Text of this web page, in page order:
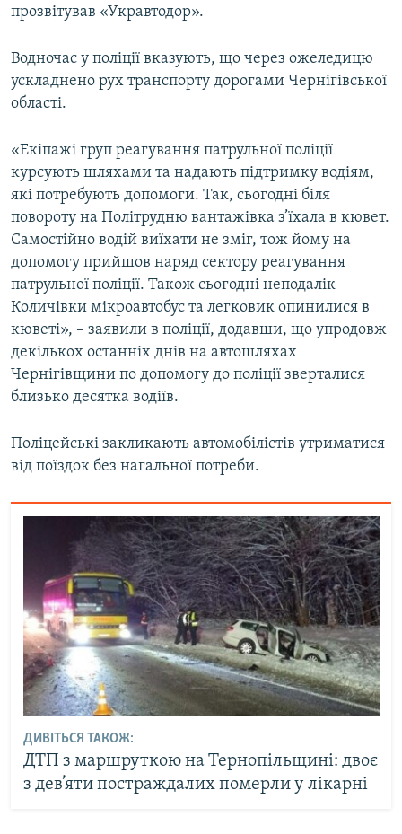
прозвітував «Укравтодор».
Водночас у поліції вказують, що через ожеледицю
ускладнено рух транспорту дорогами Чернігівської
області.
«Екіпажі груп реагування патрульної поліції
курсують шляхами та надають підтримку водіям,
які потребують допомоги. Так, сьогодні біля
повороту на Політрудню вантажівка з’їхала в кювет.
Самостійно водій виїхати не зміг, тож йому на
допомогу прийшов наряд сектору реагування
патрульної поліції. Також сьогодні неподалік
Количівки мікроавтобус та легковик опинилися в
кюветі», – заявили в поліції, додавши, що упродовж
декількох останніх днів на автошляхах
Чернігівщини по допомогу до поліції зверталися
близько десятка водіїв.
Поліцейські закликають автомобілістів утриматися
від поїздок без нагальної потреби.
ДИВІТЬСЯ ТАКОЖ:
ДТП з маршруткою на Тернопільщині: двоє
з дев’яти постраждалих померли у лікарні